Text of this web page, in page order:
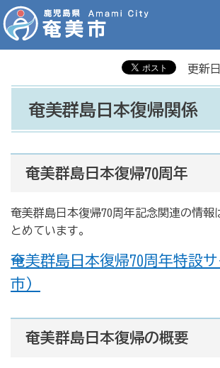
更新
奄美群島日本復帰関係
奄美群島日本復帰70周年
奄美群島日本復帰70周年記念関連の情報
とめています。
→奄美群島日本復帰70周年特設
市）
奄美群島日本復帰の概要